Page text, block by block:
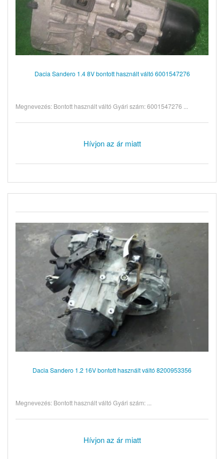
Dacia Sandero 1.4 8V bontott használt váltó 6001547276
Megnevezés: Bontott használt váltó Gyári szám: 6001547276 ...
Hívjon az ár miatt
Dacia Sandero 1.2 16V bontott használt váltó 8200953356
Megnevezés: Bontott használt váltó Gyári szám: ...
Hívjon az ár miatt